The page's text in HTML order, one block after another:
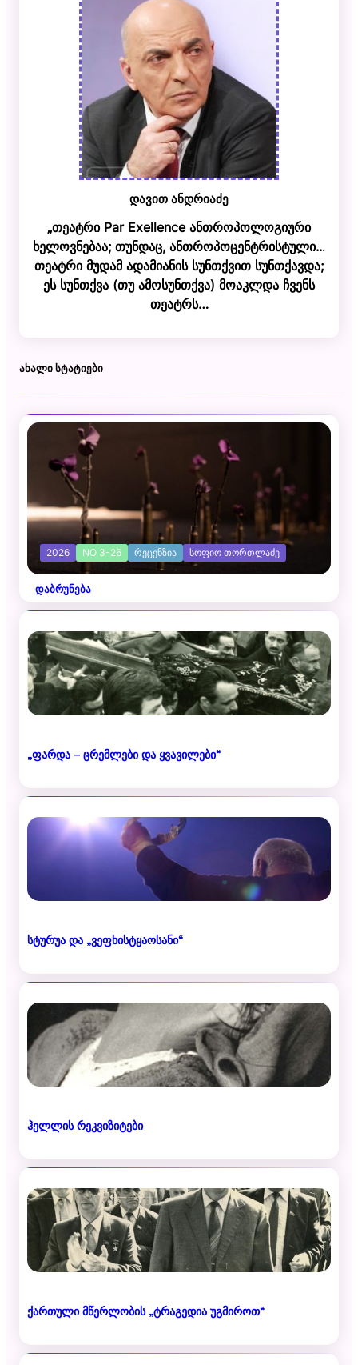
დავით ანდრიაძე
„თეატრი Par Exellence ანთროპოლოგიური
ხელოვნებაა; თუნდაც, ანთროპოცენტრისტული...
თეატრი მუდამ ადამიანის სუნთქვით სუნთქავდა;
ეს სუნთქვა (თუ ამოსუნთქვა) მოაკლდა ჩვენს
თეატრს…
ᲐᲮᲐᲚᲘ ᲡᲢᲐᲢᲘᲔᲑᲘ
2026 NO 3-26 ᲠᲔᲪᲔᲜᲖᲘᲐ ᲡᲝᲤᲘᲝ ᲗᲝᲠᲗᲚᲐᲫᲔ
დაბრუნება
„ფარდა – ცრემლები და ყვავილები“
სტურუა და „ვეფხისტყაოსანი“
ჰელლის რეკვიზიტები
ქართული მწერლობის „ტრაგედია უგმიროთ“